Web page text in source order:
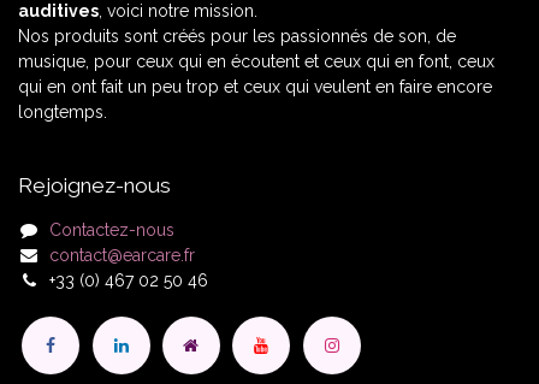
auditives, voici notre mission.
Nos produits sont créés pour les passionnés de son, de
musique, pour ceux qui en écoutent et ceux qui en font, ceux
qui en ont fait un peu trop et ceux qui veulent en faire encore
longtemps.
Rejoignez-nous
Contactez-nous
contact@earcare.fr
+33 (0) 467 02 50 46